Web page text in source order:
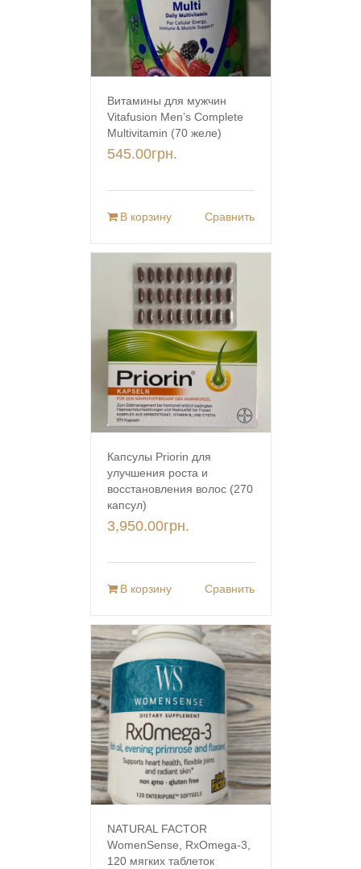
Витамины для мужчин
Vitafusion Men’s Complete
Multivitamin (70 желе)
545.00грн.
В корзину Сравнить
Капсулы Priorin для
улучшения роста и
восстановления волос (270
капсул)
3,950.00грн.
В корзину Сравнить
NATURAL FACTOR
WomenSense, RxOmega-3,
120 мягких таблеток